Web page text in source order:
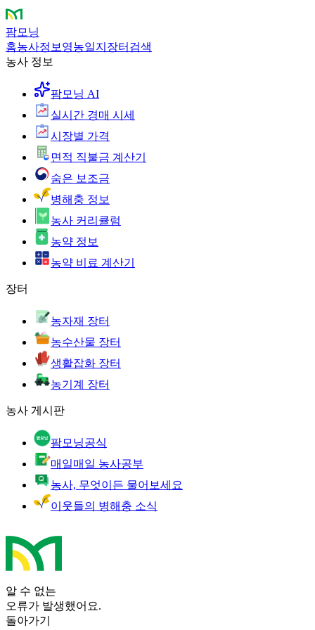
팜모닝
홈농사정보 영농일지 장터 검색
농사 정보
팜모닝 AI
실시간 경매 시세
시장별 가격
면적 직불금 계산기
숨은 보조금
병해충 정보
농사 커리큘럼
농약 정보
농약 비료 계산기
장터
농자재 장터
농수산물 장터
생활잡화 장터
농기계 장터
농사 게시판
팜모닝공식
매일매일 농사공부
농사, 무엇이든 물어보세요
이웃들의 병해충 소식
알 수 없는
오류가 발생했어요.
돌아가기